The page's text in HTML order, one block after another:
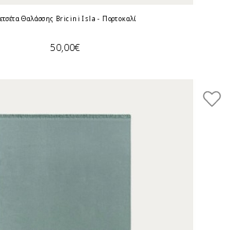
Θαλάσσης Bricini Isla - Πορτοκαλί
50,00€